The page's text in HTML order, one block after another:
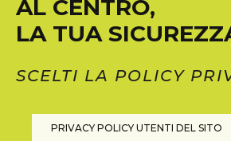
AL CENTRO,
LA TUA
SCELTI LA POLICY
PRIVACY POLICY UTENTI DEL SITO